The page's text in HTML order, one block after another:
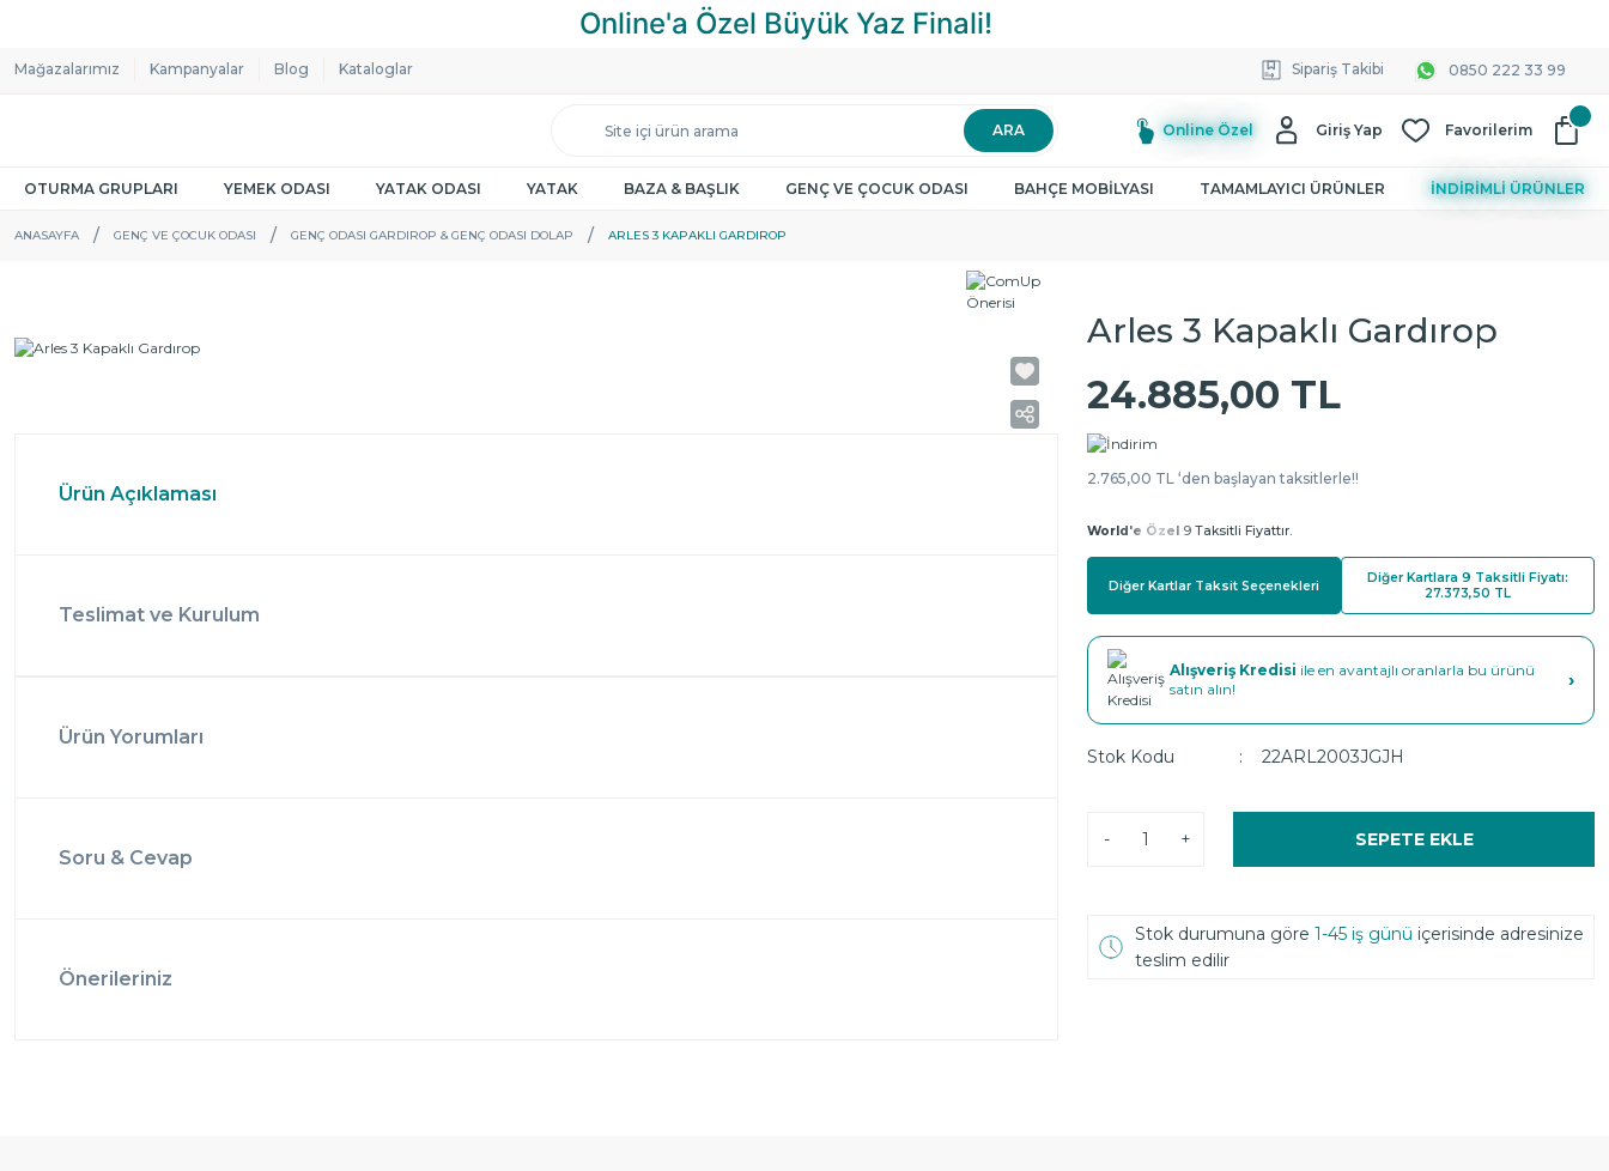
Mağazalarımız Kampanyalar Blog Kataloglar Sipariş Takibi 0850 222 33 99
ARA Online Özel Giriş Yap Favorilerim
OTURMA GRUPLARI YEMEK ODASI YATAK ODASI YATAK BAZA & BAŞLIK GENÇ VE ÇOCUK ODASI BAHÇE MOBİLYASI TAMAMLAYICI ÜRÜNLER İNDİRİMLİ ÜRÜNLER
ANASAYFA GENÇ VE ÇOCUK ODASI GENÇ ODASI GARDIROP & GENÇ ODASI DOLAP ARLES 3 KAPAKLI GARDIROP
Ürün Açıklaması
Teslimat ve Kurulum
Ürün Yorumları
Soru & Cevap
Önerileriniz
Arles 3 Kapaklı Gardırop
24.885,00 TL
2.765,00 TL ‘den başlayan taksitlerle!!
World'e Özel 9 Taksitli Fiyattır.
Diğer Kartlar Taksit Seçenekleri
Diğer Kartlara 9 Taksitli Fiyatı:
27.373,50 TL
Alışveriş Kredisi ile en avantajlı oranlarla bu ürünü
satın alın!
›
Stok Kodu 22ARL2003JGJH
- + SEPETE EKLE
Stok durumuna göre 1-45 iş günü içerisinde adresinize
teslim edilir